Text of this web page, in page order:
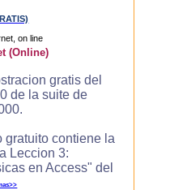
(Online)
gratis del
de la suite de
gratuito contiene la
Leccion 3:
en Access" del